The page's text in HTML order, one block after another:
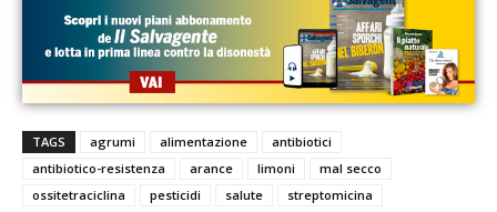
TAGS agrumi alimentazione
antibiotici
antibiotico-resistenza
arance limoni
mal secco
ossitetraciclina
pesticidi salute streptomicina